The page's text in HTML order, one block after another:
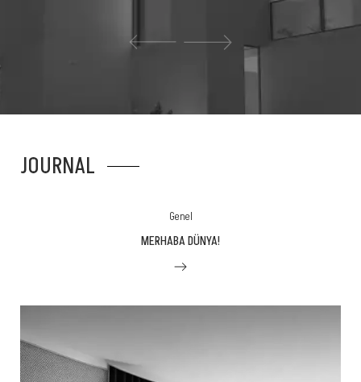
JOURNAL
Genel
MERHABA DÜNYA!